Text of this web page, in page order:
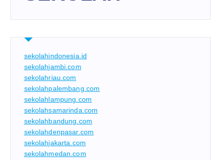
sekolahindonesia.id
sekolahjambi.com
sekolahriau.com
sekolahpalembang.com
sekolahlampung.com
sekolahsamarinda.com
sekolahbandung.com
sekolahdenpasar.com
sekolahjakarta.com
sekolahmedan.com